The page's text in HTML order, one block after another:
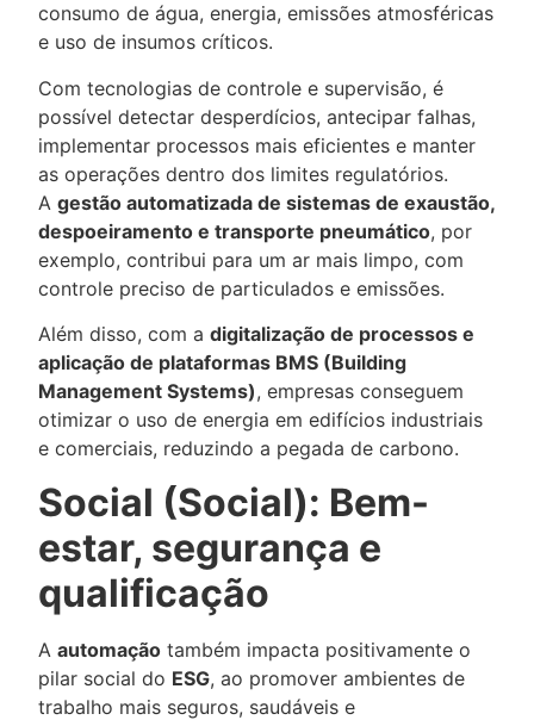
consumo de água, energia, emissões atmosféricas
e uso de insumos críticos.
Com tecnologias de controle e supervisão, é
possível detectar desperdícios, antecipar falhas,
implementar processos mais eficientes e manter
as operações dentro dos limites regulatórios.
A gestão automatizada de sistemas de exaustão,
despoeiramento e transporte pneumático, por
exemplo, contribui para um ar mais limpo, com
controle preciso de particulados e emissões.
Além disso, com a digitalização de processos e
aplicação de plataformas BMS (Building
Management Systems), empresas conseguem
otimizar o uso de energia em edifícios industriais
e comerciais, reduzindo a pegada de carbono.
Social (Social): Bem-
estar, segurança e
qualificação
A automação também impacta positivamente o
pilar social do ESG, ao promover ambientes de
trabalho mais seguros, saudáveis e